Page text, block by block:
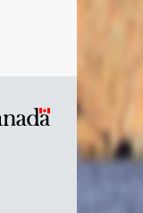
Symbole